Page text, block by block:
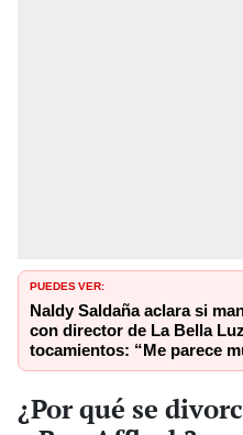
PUEDES VER:
Naldy Saldaña aclara si
con director de La Bella
tocamientos: “Me parece
¿Por qué se